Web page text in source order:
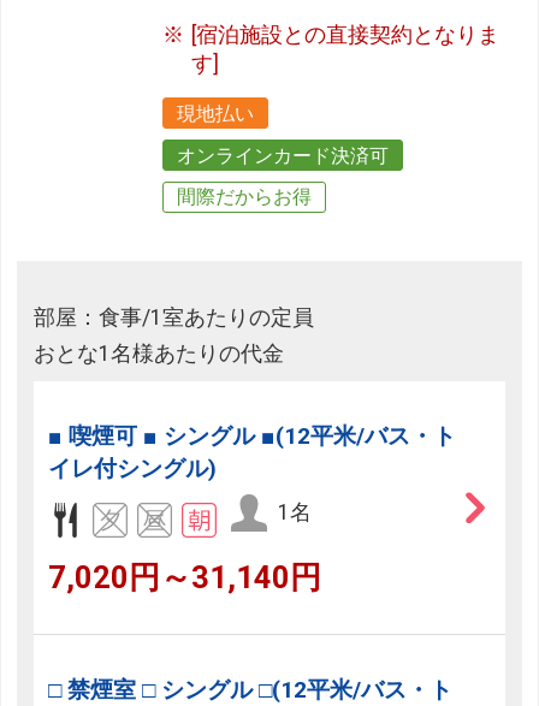
[宿泊施設との直接契約となりま
す]
現地払い
オンラインカード決済可
間際だからお得
部屋：食事/1室あたりの定員
おとな1名様あたりの代金
■ 喫煙可 ■ シングル ■(12平米/バス・ト
イレ付シングル)
1名
7,020円～31,140円
□ 禁煙室 □ シングル □(12平米/バス・ト